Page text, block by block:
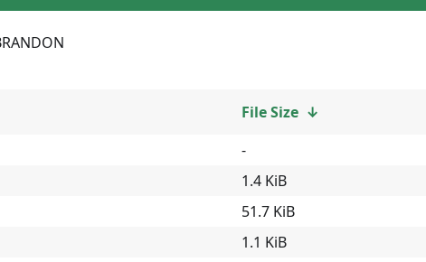
File Size ↓
-
1.4 KiB
51.7 KiB
1.1 KiB